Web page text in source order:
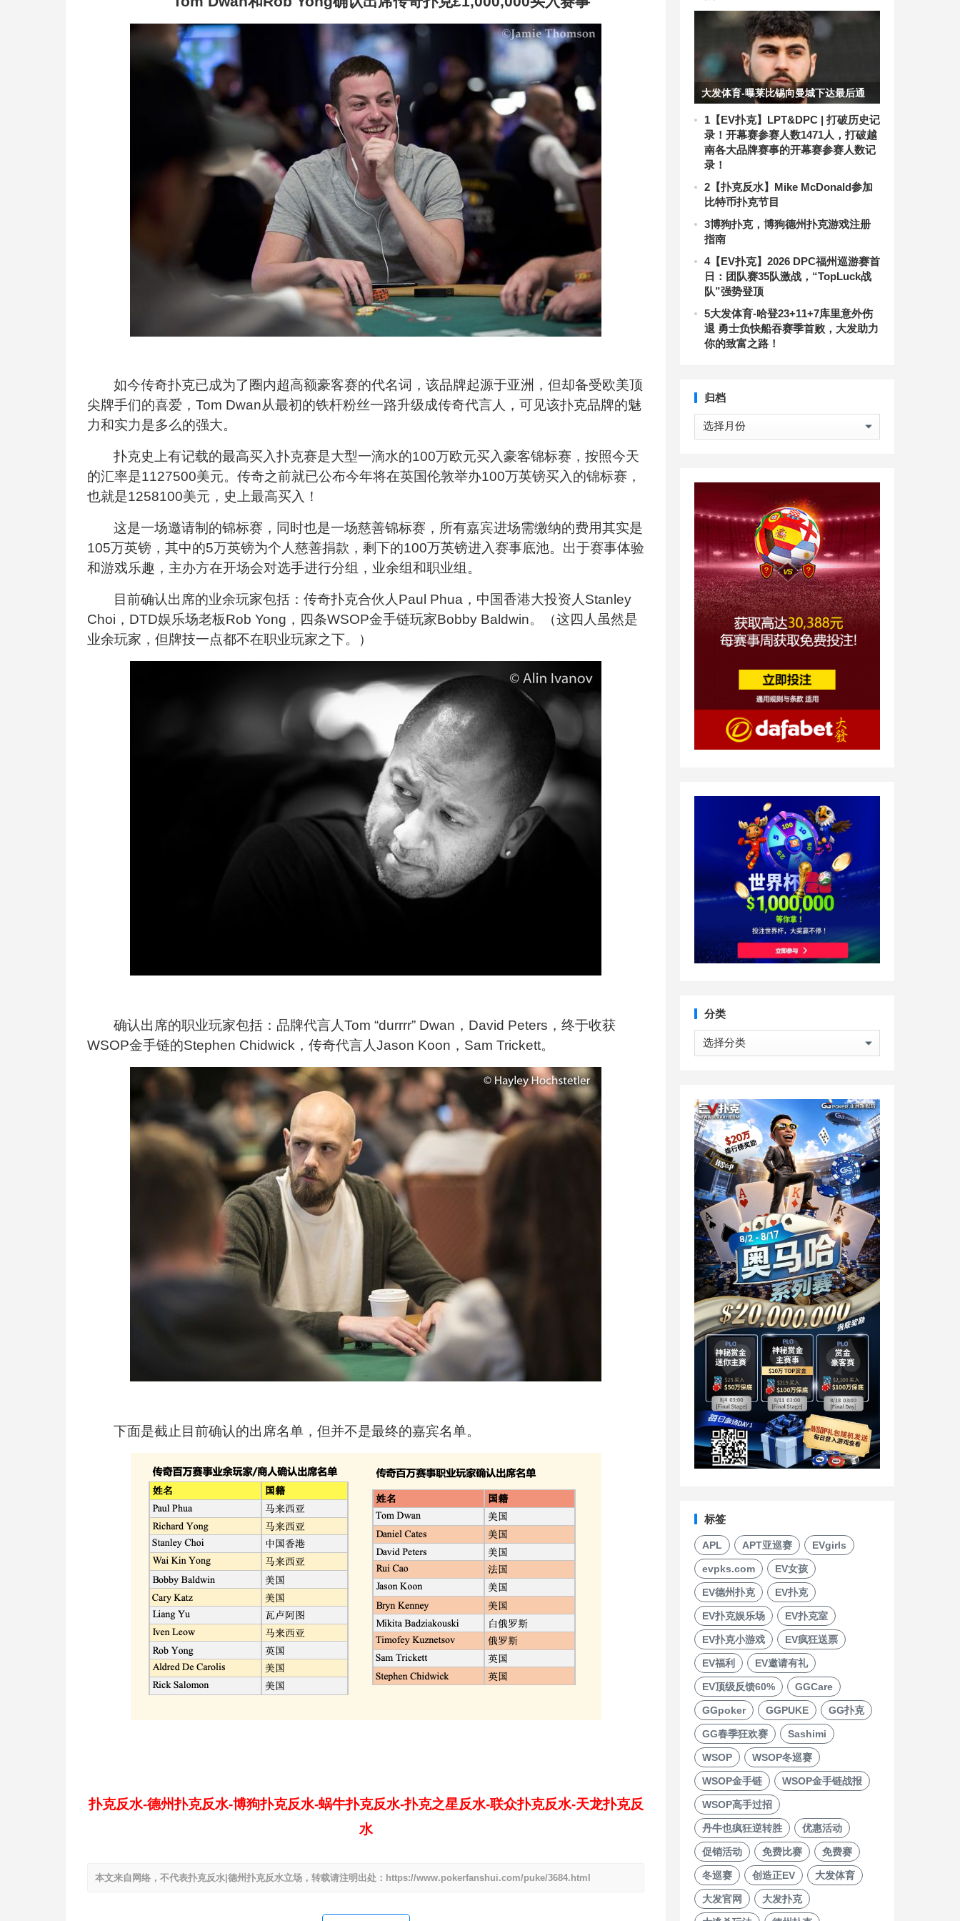
如今传奇扑克已成为了圈内超高额豪客赛的代名词，该品牌起源于亚洲，但却备受欧美顶
尖牌手们的喜爱，Tom Dwan从最初的铁杆粉丝一路升级成传奇代言人，可见该扑克品牌的魅
力和实力是多么的强大。
扑克史上有记载的最高买入扑克赛是大型一滴水的100万欧元买入豪客锦标赛，按照今天
的汇率是1127500美元。传奇之前就已公布今年将在英国伦敦举办100万英镑买入的锦标赛，
也就是1258100美元，史上最高买入！
这是一场邀请制的锦标赛，同时也是一场慈善锦标赛，所有嘉宾进场需缴纳的费用其实是
105万英镑，其中的5万英镑为个人慈善捐款，剩下的100万英镑进入赛事底池。出于赛事体验
和游戏乐趣，主办方在开场会对选手进行分组，业余组和职业组。
目前确认出席的业余玩家包括：传奇扑克合伙人Paul Phua，中国香港大投资人Stanley
Choi，DTD娱乐场老板Rob Yong，四条WSOP金手链玩家Bobby Baldwin。（这四人虽然是
业余玩家，但牌技一点都不在职业玩家之下。）
确认出席的职业玩家包括：品牌代言人Tom “durrrr” Dwan，David Peters，终于收获
WSOP金手链的Stephen Chidwick，传奇代言人Jason Koon，Sam Trickett。
下面是截止目前确认的出席名单，但并不是最终的嘉宾名单。
扑克反水-德州扑克反水-博狗扑克反水-蜗牛扑克反水-扑克之星反水-联众扑克反水-天龙扑克反
水
本文来自网络，不代表扑克反水|德州扑克反水立场，转载请注明出处：https://www.pokerfanshui.com/puke/3684.html
大发体育-曝莱比锡向曼城下达最后通
牒，大发助力你的致富之路！
1 【EV扑克】LPT&DPC | 打破历史记
录！开幕赛参赛人数1471人，打破越
南各大品牌赛事的开幕赛参赛人数记
录！
2 【扑克反水】Mike McDonald参加
比特币扑克节目
3博狗扑克，博狗德州扑克游戏注册
指南
4【EV扑克】2026 DPC福州巡游赛首
日：团队赛35队激战，“TopLuck战
队”强势登顶
5大发体育-哈登23+11+7库里意外伤
退 勇士负快船吞赛季首败，大发助力
你的致富之路！
归档
归
分类
分
类
标签
APL APT亚巡赛 EVgirls
evpks.com EV女孩
EV德州扑克 EV扑克
EV扑克娱乐场 EV扑克室
EV扑克小游戏 EV疯狂送票
EV福利 EV邀请有礼
EV顶级反馈60% GGCare
GGpoker GGPUKE GG扑克
GG春季狂欢赛 Sashimi
WSOP WSOP冬巡赛
WSOP金手链 WSOP金手链战报
WSOP高手过招
丹牛也疯狂逆转胜 优惠活动
促销活动 免费比赛 免费赛
冬巡赛 创造正EV 大发体育
大发官网 大发扑克